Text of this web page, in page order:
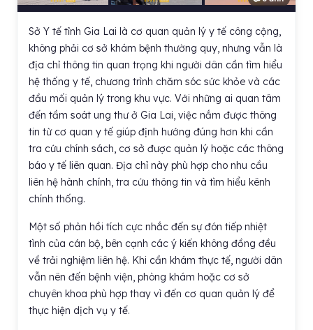
Sở Y tế tỉnh Gia Lai là cơ quan quản lý y tế công cộng,
không phải cơ sở khám bệnh thường quy, nhưng vẫn là
địa chỉ thông tin quan trọng khi người dân cần tìm hiểu
hệ thống y tế, chương trình chăm sóc sức khỏe và các
đầu mối quản lý trong khu vực. Với những ai quan tâm
đến tầm soát ung thư ở Gia Lai, việc nắm được thông
tin từ cơ quan y tế giúp định hướng đúng hơn khi cần
tra cứu chính sách, cơ sở được quản lý hoặc các thông
báo y tế liên quan. Địa chỉ này phù hợp cho nhu cầu
liên hệ hành chính, tra cứu thông tin và tìm hiểu kênh
chính thống.
Một số phản hồi tích cực nhắc đến sự đón tiếp nhiệt
tình của cán bộ, bên cạnh các ý kiến không đồng đều
về trải nghiệm liên hệ. Khi cần khám thực tế, người dân
vẫn nên đến bệnh viện, phòng khám hoặc cơ sở
chuyên khoa phù hợp thay vì đến cơ quan quản lý để
thực hiện dịch vụ y tế.